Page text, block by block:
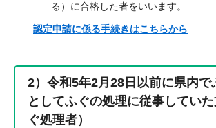
る）に合格した者をいいます。
認定申請に係る手続きはこちらから
2）令和5年2月28日以前に県内で
としてふぐの処理に従事してい
ぐ処理者）